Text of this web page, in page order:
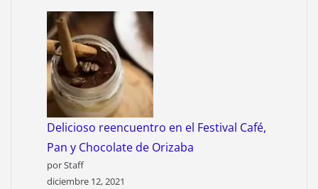
Delicioso reencuentro en el Festival Café,
Pan y Chocolate de Orizaba
por Staff
diciembre 12, 2021